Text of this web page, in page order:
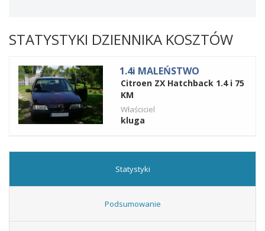
STATYSTYKI DZIENNIKA KOSZTÓW
1.4i MALEŃSTWO
Citroen ZX Hatchback 1.4 i 75
KM
Właściciel
kluga
Statystyki
Podsumowanie